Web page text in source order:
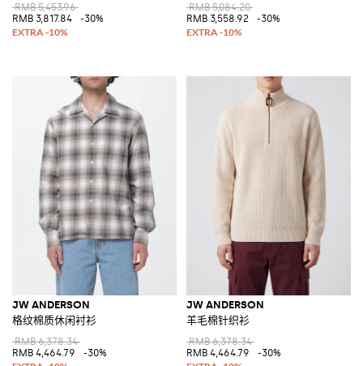
RMB 5,453.96
RMB 3,817.84
-30%
RMB 5,084.20
RMB 3,558.92
-30%
JW ANDERSON
格纹棉质休闲衬衫
RMB 6,378.34
RMB 4,464.79
-30%
JW ANDERSON
羊毛棉针织衫
RMB 6,378.34
RMB 4,464.79
-30%